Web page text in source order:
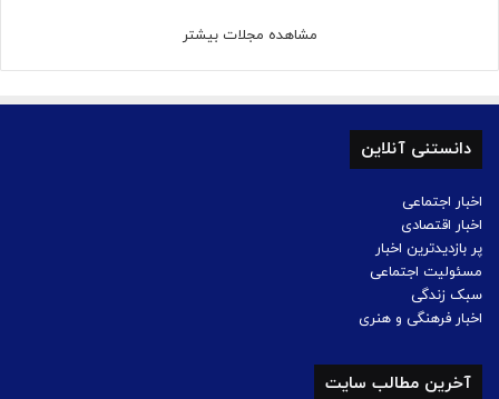
مشاهده مجلات بیشتر
دانستنی آنلاین
اخبار اجتماعی
اخبار اقتصادی
پر بازدیدترین اخبار
مسئولیت اجتماعی
سبک زندگی
اخبار فرهنگی و هنری
آخرین مطالب سایت